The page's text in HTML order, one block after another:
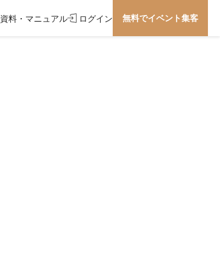
資料・マニュアル ログイン 無料でイベント集客